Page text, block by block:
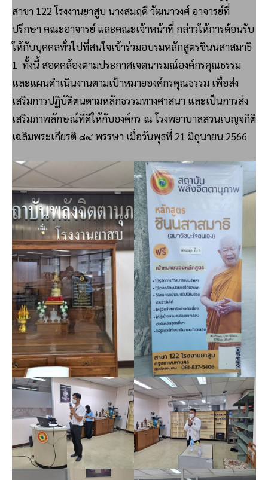
สาขา 122 โรงงานยาสูบ นางสมฤดี วัฒนาวงศ์ อาจารย์ที่
ปรึกษา คณะอาจารย์ และคณะเจ้าหน้าที่ กล่าวให้การต้อนรับ
ให้กับบุคคลทั่วไปที่สนใจเข้าร่วมอบรมหลักสูตรชินนสาสมาธิ
1 ทั้งนี้ สอดคล้องตามประกาศเจตนารมณ์องค์กรคุณธรรม
และแผนดำเนินงานตามเป้าหมายองค์กรคุณธรรม เพื่อส่ง
เสริมการปฏิบัติตนตามหลักธรรมทางศาสนา และเป็นการส่ง
เสริมภาพลักษณ์ที่ดีให้กับองค์กร ณ โรงพยาบาลสวนเบญจกิติ
เฉลิมพระเกียรติ ๘๔ พรรษา เมื่อวันพุธที่ 21 มิถุนายน 2566